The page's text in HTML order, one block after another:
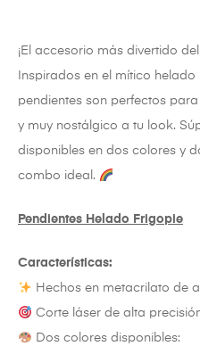
¡El accesorio más divertido
Inspirados en el mítico
pendientes son perfectos
y muy nostálgico a tu look.
disponibles en dos colores y
combo ideal.
Pendientes Helado Frigopie
Características:
Hechos en metacrilato de
Corte láser de alta
Dos colores disponibles: